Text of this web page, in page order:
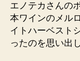
エノテカさんの
本ワインのメル
イトハーベスト
ったのを思い出